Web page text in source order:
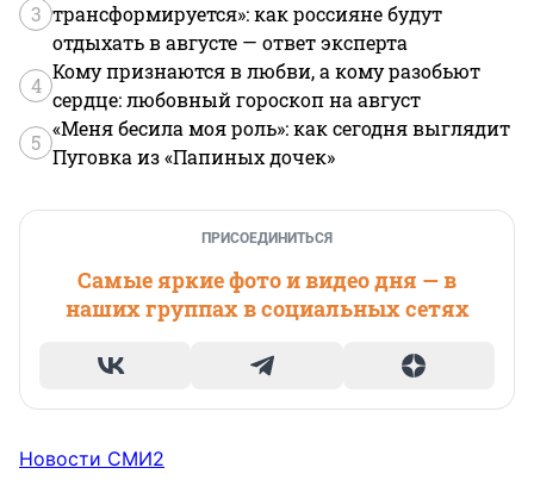
3 трансформируется»: как россияне будут
отдыхать в августе — ответ эксперта
4
Кому признаются в любви, а кому разобьют
сердце: любовный гороскоп на август
5
«Меня бесила моя роль»: как сегодня выглядит
Пуговка из «Папиных дочек»
ПРИСОЕДИНИТЬСЯ
Самые яркие фото и видео дня — в
наших группах в социальных сетях
Новости СМИ2